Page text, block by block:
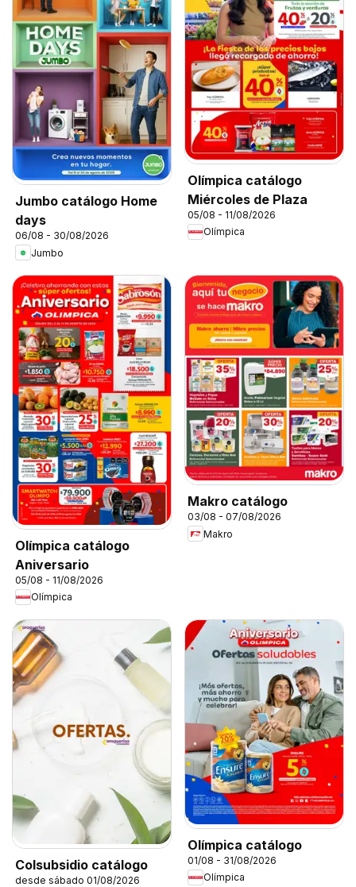
Jumbo catálogo Home
days
06/08 - 30/08/2026
Jumbo
Olímpica catálogo
Miércoles de Plaza
05/08 - 11/08/2026
Olímpica
Olímpica catálogo
Aniversario
05/08 - 11/08/2026
Olímpica
Makro catálogo
03/08 - 07/08/2026
Makro
Colsubsidio catálogo
desde sábado 01/08/2026
Olímpica catálogo
01/08 - 31/08/2026
Olímpica